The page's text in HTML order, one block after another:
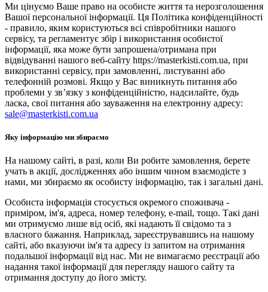
Ми цінуємо Ваше право на особисте життя та нерозголошення
Вашої персональної інформації. Ця Політика конфіденційності
- правило, яким користуються всі співробітники нашого
сервісу, та регламентує збір і використання особистої
інформації, яка може бути запрошена/отримана при
відвідуванні нашого веб-сайту https://masterkisti.com.ua, при
використанні сервісу, при замовленні, листуванні або
телефонній розмові. Якщо у Вас виникнуть питання або
проблеми у зв’язку з конфіденційністю, надсилайте, будь
ласка, свої питання або зауваження на електронну адресу:
sale@masterkisti.com.ua
Яку інформацію ми збираємо
На нашому сайті, в разі, коли Ви робите замовлення, берете
учать в акції, дослідженнях або іншим чином взаємодієте з
нами, ми збираємо як особисту інформацію, так і загальні дані.
Особиста інформація стосується окремого споживача -
приміром, ім'я, адреса, номер телефону, e-mail, тощо. Такі дані
ми отримуємо лише від осіб, які надають її свідомо та з
власного бажання. Наприклад, зареєструвавшись на нашому
сайті, або вказуючи ім'я та адресу із запитом на отримання
подальшої інформації від нас. Ми не вимагаємо реєстрації або
надання такої інформації для перегляду нашого сайту та
отримання доступу до його змісту.